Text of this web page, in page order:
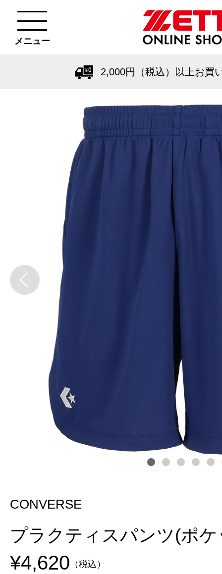
メニュー
2,000円（税込）以上お買
CONVERSE
プラクティスパンツ(ポ
¥4,620 （税込）